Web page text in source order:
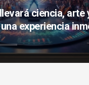
ciencia, arte
experiencia